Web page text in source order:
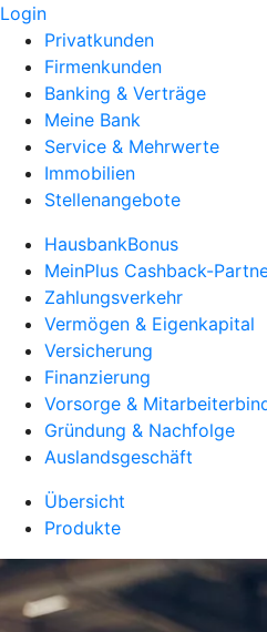
Login
Privatkunden
Firmenkunden
Banking & Verträge
Meine Bank
Service & Mehrwerte
Immobilien
Stellenangebote
HausbankBonus
MeinPlus Cashback-
Zahlungsverkehr
Vermögen & Eigenkapital
Versicherung
Finanzierung
Vorsorge &
Gründung & Nachfolge
Auslandsgeschäft
Übersicht
Produkte